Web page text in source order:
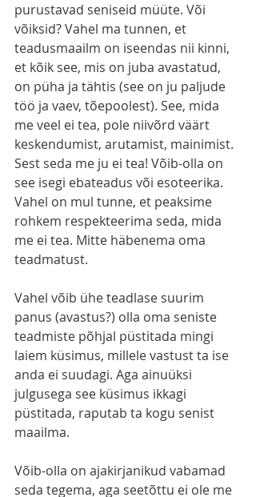
purustavad seniseid müüte. Või
võiksid? Vahel ma tunnen, et
teadusmaailm on iseendas nii kinni,
et kõik see, mis on juba avastatud,
on püha ja tähtis (see on ju paljude
töö ja vaev, tõepoolest). See, mida
me veel ei tea, pole niivõrd väärt
keskendumist, arutamist, mainimist.
Sest seda me ju ei tea! Võib-olla on
see isegi ebateadus või esoteerika.
Vahel on mul tunne, et peaksime
rohkem respekteerima seda, mida
me ei tea. Mitte häbenema oma
teadmatust.
Vahel võib ühe teadlase suurim
panus (avastus?) olla oma seniste
teadmiste põhjal püstitada mingi
laiem küsimus, millele vastust ta ise
anda ei suudagi. Aga ainuüksi
julgusega see küsimus ikkagi
püstitada, raputab ta kogu senist
maailma.
Võib-olla on ajakirjanikud vabamad
seda tegema, aga seetõttu ei ole me